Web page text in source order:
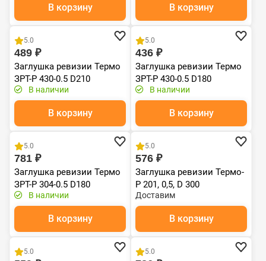
В корзину В корзину
Хит продаж
5.0
489 ₽
Заглушка ревизии Термо
ЗРТ-Р 430-0.5 D210
В наличии
В корзину
Хит продаж
5.0
436 ₽
Заглушка ревизии Термо
ЗРТ-Р 430-0.5 D180
В наличии
В корзину
5.0
781 ₽
Заглушка ревизии Термо
ЗРТ-Р 304-0.5 D180
В наличии
В корзину
5.0
576 ₽
Заглушка ревизии Термо-
Р 201, 0,5, D 300
Доставим
В корзину
5.0 5.0